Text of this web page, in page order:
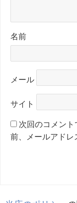
名前
メール
サイト
次回のコメン
前、メールアドレ